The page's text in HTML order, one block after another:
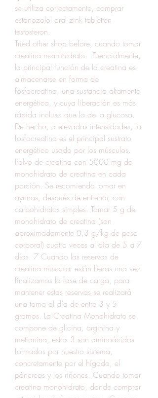
se utiliza correctamente, comprar
estanozolol oral zink tabletten
testosteron.
Tried other shop before, cuando tomar
creatina monohidrato.  Esencialmente,
la principal función de la creatina es
almacenarse en forma de
fosfocreatina, una sustancia altamente
energética, y cuya liberación es más
rápida incluso que la de la glucosa.
De hecho, a elevadas intensidades, la
fosfocreatina es el principal sustrato
energético usado por los músculos.
Polvo de creatina con 5000 mg de
monohidrato de creatina en cada
porción. Se recomienda tomar en
ayunas, después de entrenar, con
carbohidratos simples. Tomar 5 g de
monohidrato de creatina (son
aproximadamente 0,3 g/kg de peso
corporal) cuatro veces al día de 5 a 7
días. 7 Cuando las reservas de
creatina muscular están llenas una vez
finalizamos la fase de carga, para
mantener estas reservas se realizará
una toma al día de entre 3 y 5
gramos. La Creatina Monohidrato se
compone de glicina, arginina y
metionina, estos 3 son aminoácidos
formados por nuestro sistema,
concretamente por el hígado, el
páncreas y los riñones. Cuando tomar
creatina monohidrato, donde comprar